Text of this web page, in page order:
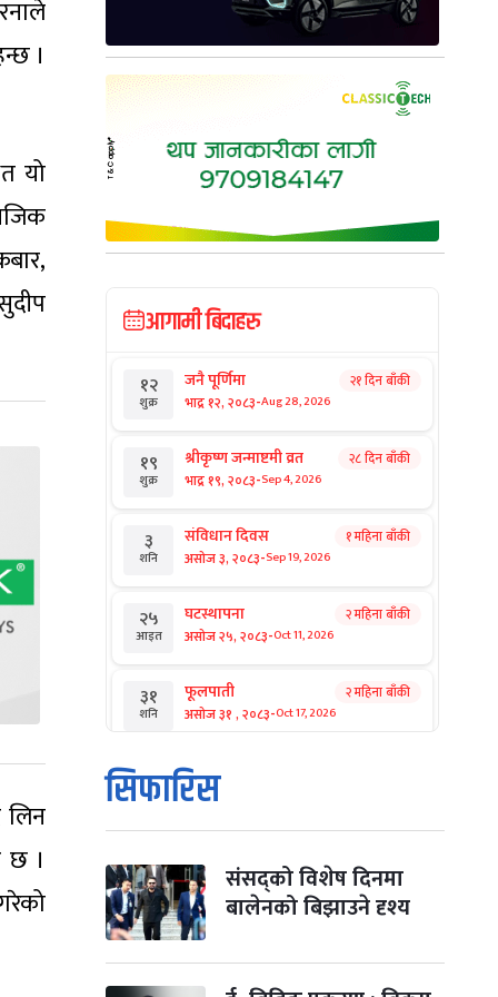
।
यो
छ ।
आगामी बिदाहरु
१२
शुक्र
जनै पूर्णिमा
भाद्र १२, २०८३-Aug 28, 2026
२१ दिन बाँकी
१९
शुक्र
श्रीकृष्ण जन्माष्टमी व्रत
भाद्र १९, २०८३-Sep 4, 2026
२८ दिन बाँकी
३
शनि
संविधान दिवस
असोज ३, २०८३-Sep 19, 2026
१ महिना बाँकी
२५
आइत
घटस्थापना
असोज २५, २०८३-Oct 11, 2026
२ महिना बाँकी
३१
शनि
फूलपाती
असोज ३१ , २०८३-Oct 17, 2026
२ महिना बाँकी
१
आइत
कार्तिक सङ्क्रान्ति
कार्तिक १, २०८३
मंगल कार्तिक ३, २०८३-Oct 20, 2026
४ विजयादशमी
कार्तिक ४, २०८३
सिफारिस
संसद्को विशेष दिनमा
बालेनको बिझाउने दृश्य